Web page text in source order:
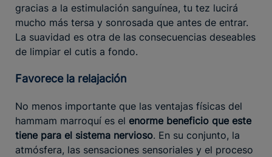
gracias a la estimulación sanguínea, tu tez lucirá
mucho más tersa y sonrosada que antes de entrar.
La suavidad es otra de las consecuencias deseables
de limpiar el cutis a fondo.
Favorece la relajación
No menos importante que las ventajas físicas del
hammam marroquí es el enorme beneficio que este
tiene para el sistema nervioso. En su conjunto, la
atmósfera, las sensaciones sensoriales y el proceso